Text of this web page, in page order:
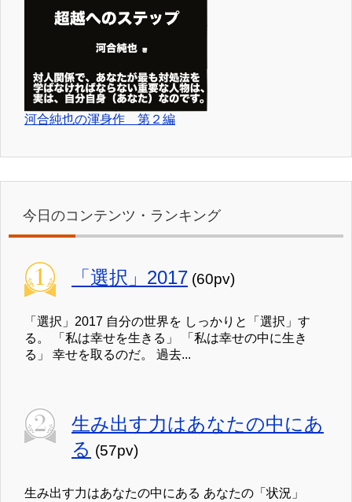
河合純也の渾身作 第２編
今日のコンテンツ・ランキング
「選択」2017 (60pv)
「選択」2017 自分の世界を しっかりと「選択」す
る。 「私は幸せを生きる」 「私は幸せの中に生き
る」 幸せを取るのだ。 過去...
生み出す力はあなたの中にあ
る (57pv)
生み出す力はあなたの中にある あなたの「状況」